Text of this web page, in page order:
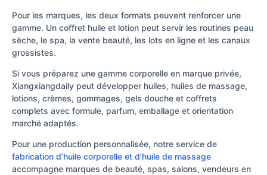
Pour les marques, les deux formats peuvent renforcer une
gamme. Un coffret huile et lotion peut servir les routines peau
sèche, le spa, la vente beauté, les lots en ligne et les canaux
grossistes.
Si vous préparez une gamme corporelle en marque privée,
Xiangxiangdaily peut développer huiles, huiles de massage,
lotions, crèmes, gommages, gels douche et coffrets
complets avec formule, parfum, emballage et orientation
marché adaptés.
Pour une production personnalisée, notre service de
fabrication d’huile corporelle et d’huile de massage
accompagne marques de beauté, spas, salons, vendeurs en